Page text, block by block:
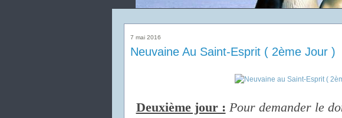
7 mai 2016
Neuvaine Au Saint-Esprit ( 2ème Jour )
Deuxième jour : Pour demander le